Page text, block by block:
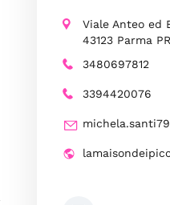
Viale Anteo ed
43123 Parma PR
3480697812
3394420076